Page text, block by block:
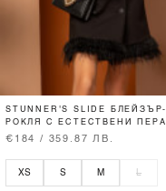
STUNNER'S SLIDE БЛЕЙЗЪР-
РОКЛЯ С ЕСТЕСТВЕНИ ПЕРА
€184 / 359.87 ЛВ.
XS S M L